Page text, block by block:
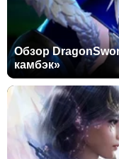
Обзор
камбэк»